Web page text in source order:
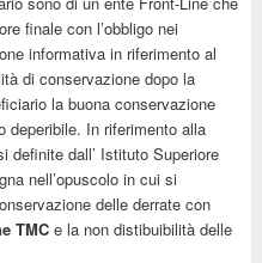
finale con l’obbligo nei
informativa in riferimento al
di conservazione dopo la
la buona conservazione
deperibile. In riferimento alla
definite dall’ Istituto Superiore
nell’opuscolo in cui si
delle derrate con
TMC e la non distibuibilità delle